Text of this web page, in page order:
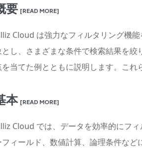
要 [READ MORE]
Cloud は強力なフィルタリング機
とし、さまざまな条件で検索結果を
を当てた例とともに説明します。これ
本 [READ MORE]
Cloud では、データを効率的にフ
フィールド、数値計算、論理条件な